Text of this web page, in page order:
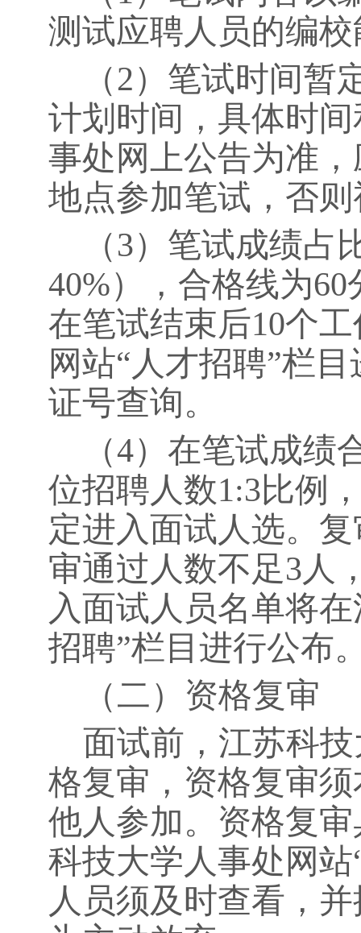
测试应聘人员的编
（2）笔试时间暂
计划时间，具体时
事处网上公告为准
地点参加笔试，否
（3）笔试成绩占
40%），合格线为60
在笔试结束后10个
网站“ 人才招聘”栏目
证号查询。
（4）在笔试成绩
位招聘人数1:3比例
定进入面试人选。
审通过人数不足3人
入面试人员名单将
招聘”栏目进行公布
（二）资格复审
面试前，江苏科
格复审，资格复审
他人参加。资格复
科技大学人事处网
人员须及时查看，